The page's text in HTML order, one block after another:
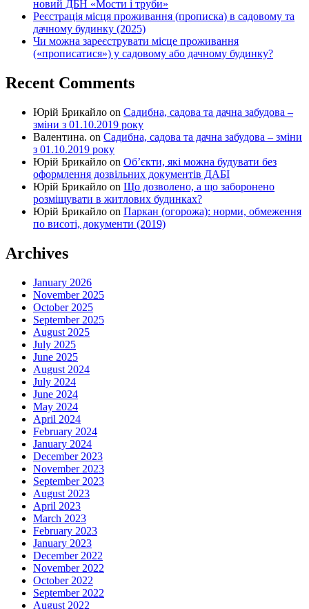
новий ДБН «Мости і труби»
Реєстрація місця проживання (прописка) в садовому та
дачному будинку (2025)
Чи можна зареєструвати місце проживання
(«прописатися») у садовому або дачному будинку?
Recent Comments
Юрій Брикайло on Садибна, садова та дачна забудова –
зміни з 01.10.2019 року
Валентина. on Садибна, садова та дачна забудова – зміни
з 01.10.2019 року
Юрій Брикайло on Об’єкти, які можна будувати без
оформлення дозвільних документів ДАБІ
Юрій Брикайло on Що дозволено, а що заборонено
розміщувати в житлових будинках?
Юрій Брикайло on Паркан (огорожа): норми, обмеження
по висоті, документи (2019)
Archives
January 2026
November 2025
October 2025
September 2025
August 2025
July 2025
June 2025
August 2024
July 2024
June 2024
May 2024
April 2024
February 2024
January 2024
December 2023
November 2023
September 2023
August 2023
April 2023
March 2023
February 2023
January 2023
December 2022
November 2022
October 2022
September 2022
August 2022